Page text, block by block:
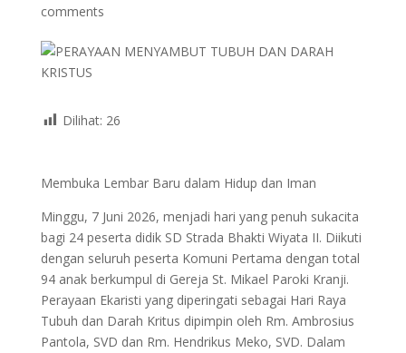
comments
Dilihat: 26
Membuka Lembar Baru dalam Hidup dan Iman
Minggu, 7 Juni 2026, menjadi hari yang penuh sukacita
bagi 24 peserta didik SD Strada Bhakti Wiyata II. Diikuti
dengan seluruh peserta Komuni Pertama dengan total
94 anak berkumpul di Gereja St. Mikael Paroki Kranji.
Perayaan Ekaristi yang diperingati sebagai Hari Raya
Tubuh dan Darah Kritus dipimpin oleh Rm. Ambrosius
Pantola, SVD dan Rm. Hendrikus Meko, SVD. Dalam